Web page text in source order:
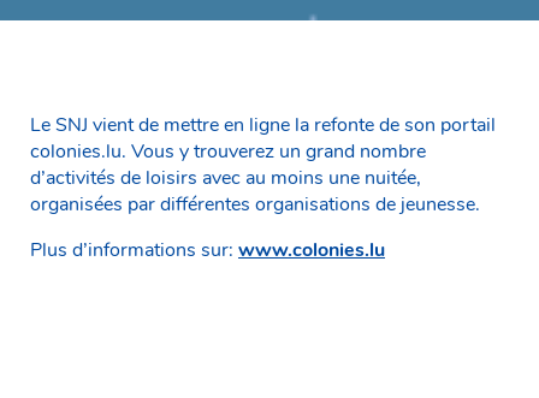
Le SNJ vient de mettre en ligne la refonte de son portail
colonies.lu. Vous y trouverez un grand nombre
d’activités de loisirs avec au moins une nuitée,
organisées par différentes organisations de jeunesse.
Plus d’informations sur: www.colonies.lu